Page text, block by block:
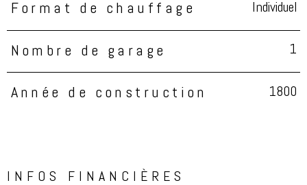
Format de chauffage Individuel
Nombre de garage 1
Année de construction 1800
INFOS FINANCIÈRES